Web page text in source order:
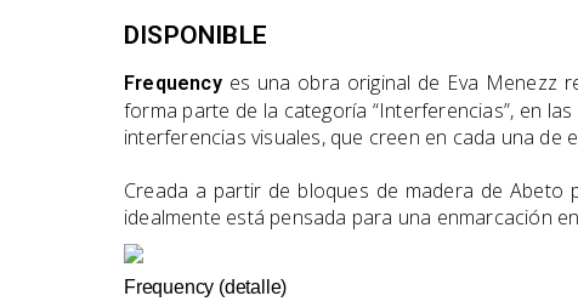
DISPONIBLE
Frequencyes una obra original de Eva Menezz
forma parte de la categoría “Interferencias”, en
interferencias visuales, que creen en cada una de
Creada a partir de bloques de madera de
idealmente está pensada para una enmarcación
Frequency (detalle)